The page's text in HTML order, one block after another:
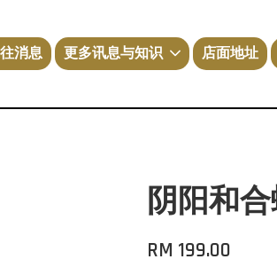
消息 更多讯息与知识 店面地址
阴阳和合
RM 199.00